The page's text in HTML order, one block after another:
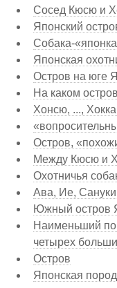
Сосед Кюсю и
Японский
Собака-
Японская
Остров на юге
На каком
Хонсю, ...,
Остров,
Между Кюсю и
Охотничья
Ава, Ие,
Южный остров
Наименьший по
четырех
Остров
Японская